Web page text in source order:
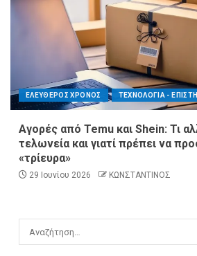
ΕΛΕΥΘΕΡΟΣ ΧΡΟΝΟΣ ΤΕΧΝΟΛΟΓΙΑ -
Αγορές από Temu και Shein: Τι
τελωνεία και γιατί πρέπει να
«τρίευρα»
29 Ιουνίου 2026 ΚΩΝΣΤΑΝΤΙΝΟΣ